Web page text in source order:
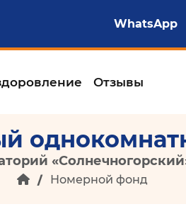
WhatsApp
Отзывы
Номерной фонд